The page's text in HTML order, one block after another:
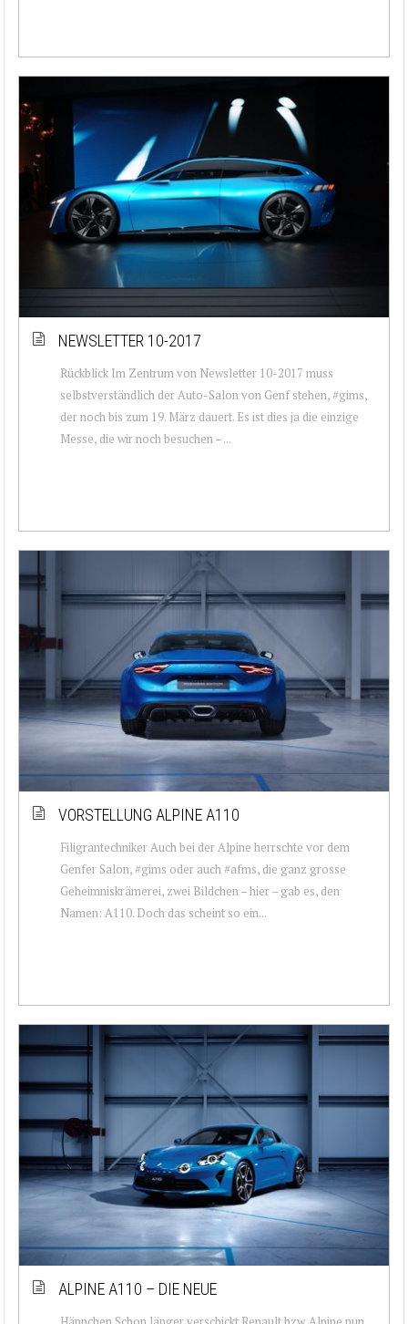
NEWSLETTER 10-2017
Rückblick Im Zentrum von Newsletter 10-2017 muss
selbstverständlich der Auto-Salon von Genf stehen, #gims,
der noch bis zum 19. März dauert. Es ist dies ja die einzige
Messe, die wir noch besuchen – ...
VORSTELLUNG ALPINE A110
Filigrantechniker Auch bei der Alpine herrschte vor dem
Genfer Salon, #gims oder auch #afms, die ganz grosse
Geheimniskrämerei, zwei Bildchen – hier – gab es, den
Namen: A110. Doch das scheint so ein...
ALPINE A110 – DIE NEUE